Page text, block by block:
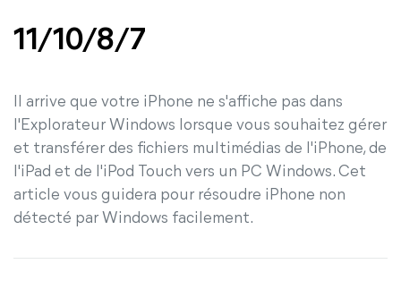
11/10/8/7
Il arrive que votre iPhone ne s'affiche pas dans
l'Explorateur Windows lorsque vous souhaitez gérer
et transférer des fichiers multimédias de l'iPhone, de
l'iPad et de l'iPod Touch vers un PC Windows. Cet
article vous guidera pour résoudre iPhone non
détecté par Windows facilement.